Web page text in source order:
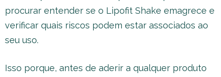
procurar entender se o Lipofit Shake emagrece e
verificar quais riscos podem estar associados ao
seu uso.
Isso porque, antes de aderir a qualquer produto